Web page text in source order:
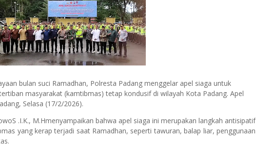
bulan suci Ramadhan, Polresta Padang menggelar apel siaga untuk
masyarakat (kamtibmas) tetap kondusif di wilayah Kota Padang. Apel
Selasa (17/2/2026).
.I.K., M.Hmenyampaikan bahwa apel siaga ini merupakan langkah antisipatif
yang kerap terjadi saat Ramadhan, seperti tawuran, balap liar, penggunaan